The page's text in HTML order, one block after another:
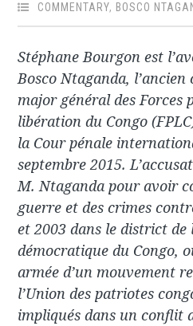
COMMENTARY, BOSCO
Stéphane Bourgon est
Bosco Ntaganda,
major général des
libération du Congo
la Cour pénale
septembre 2015.
M. Ntaganda pour avoir
guerre et des crimes
et 2003 dans le district de
démocratique du Congo,
armée d’un mouvement
l’Union des patriotes
impliqués dans un conflit